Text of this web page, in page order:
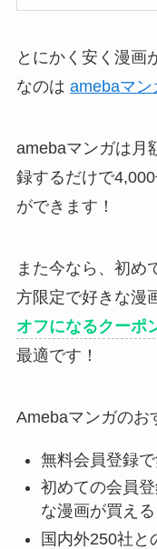
とにかく安く漫画
なのは amebaマン
amebaマンガは月
録するだけで
ができます！
また今なら、初め
方限定で好きな漫
オフになるクーポ
最適です！
Amebaマンガのお
無料会員登録
初めての会員
な漫画が買える
国内外250社と